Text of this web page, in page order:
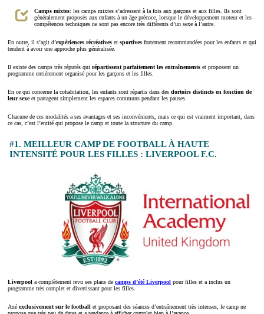
Camps mixtes: les camps mixtes s’adressent à la fois aux garçons et aux filles. Ils sont
généralement proposés aux enfants à un âge précoce, lorsque le développement moteur et les
compétences techniques ne sont pas encore très différents d’un sexe à l’autre.
En outre, il s’agit d’expériences récréatives et sportives fortement recommandées pour les enfants et qui
tendent à avoir une approche plus généralisée.
Il existe des camps très réputés qui répartissent parfaitement les entraînements et proposent un
programme entièrement organisé pour les garçons et les filles.
En ce qui concerne la cohabitation, les enfants sont répartis dans des dortoirs distincts en fonction de
leur sexeet partagent simplement les espaces communs pendant les pauses.
Chacune de ces modalités a ses avantages et ses inconvénients, mais ce qui est vraiment important, dans
ce cas, c’est l’entité qui propose le camp et toute la structure du camp.
#1. MEILLEUR CAMP DE FOOTBALL À HAUTE
INTENSITÉ POUR LES FILLES : LIVERPOOL F.C.
Liverpool a complètement revu ses plans de camps d’été Liverpool pour filles et a inclus un
programme très complet et divertissant pour les filles.
Axé exclusivement sur le football et proposant des séances d’entraînement très intenses, le camp ne